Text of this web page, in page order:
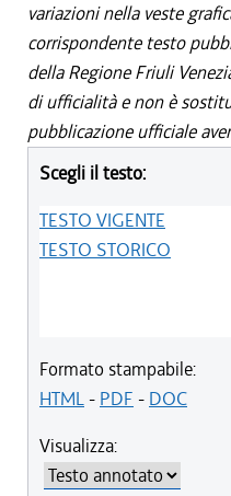
variazioni nella veste
corrispondente testo
della Regione Friuli
di ufficialità e non è
pubblicazione ufficiale
Scegli il testo:
TESTO VIGENTE
TESTO STORICO
Formato stampabile:
HTML- PDF - DOC
Visualizza: